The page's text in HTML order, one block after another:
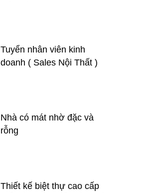
Tuyển nhân viên kinh
doanh ( Sales Nội Thất )
Nhà có mát nhờ đặc và
rỗng
Thiết kế biệt thự cao cấp